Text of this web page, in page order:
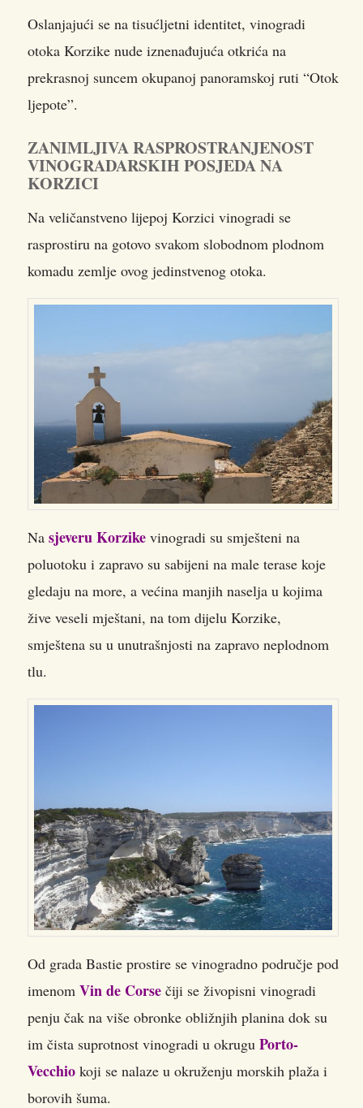
Oslanjajući se na tisućljetni identitet, vinogradi
otoka Korzike nude iznenađujuća otkrića na
prekrasnoj suncem okupanoj panoramskoj ruti “Otok
ljepote”.
ZANIMLJIVA RASPROSTRANJENOST
VINOGRADARSKIH POSJEDA NA
KORZICI
Na veličanstveno lijepoj Korzici vinogradi se
rasprostiru na gotovo svakom slobodnom plodnom
komadu zemlje ovog jedinstvenog otoka.
Na sjeveru Korzike vinogradi su smješteni na
poluotoku i zapravo su sabijeni na male terase koje
gledaju na more, a većina manjih naselja u kojima
žive veseli mještani, na tom dijelu Korzike,
smještena su u unutrašnjosti na zapravo neplodnom
tlu.
Od grada Bastie prostire se vinogradno područje pod
imenom Vin de Corse čiji se živopisni vinogradi
penju čak na više obronke obližnjih planina dok su
im čista suprotnost vinogradi u okrugu Porto-
Vecchio koji se nalaze u okruženju morskih plaža i
borovih šuma.